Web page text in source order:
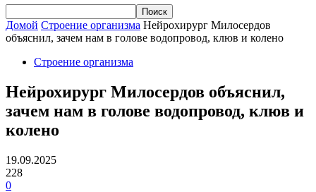
Домой Строение организма Нейрохирург Милосердов
объяснил, зачем нам в голове водопровод, клюв и колено
Строение организма
Нейрохирург Милосердов объяснил,
зачем нам в голове водопровод, клюв и
колено
19.09.2025
228
0